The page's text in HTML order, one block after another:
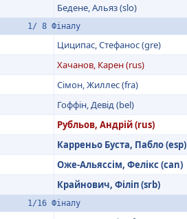
Бедене, Альяз (slo)
1/ 8 Фіналу
Циципас, Стефанос (gre)
Хачанов, Карен (rus)
Сімон, Жиллес (fra)
Гоффін, Девід (bel)
Рубльов, Андрій (rus)
Карреньо Буста, Пабло (esp)
Оже-Альяссім, Фелікс (can)
Крайнович, Філіп (srb)
1/16 Фіналу